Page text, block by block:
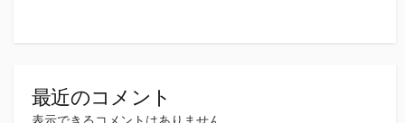
最近のコメント